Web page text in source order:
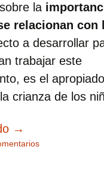
la
relacionan con
a desarrollar
trabajar este
es el
crianza de los
Buen Trato en
→